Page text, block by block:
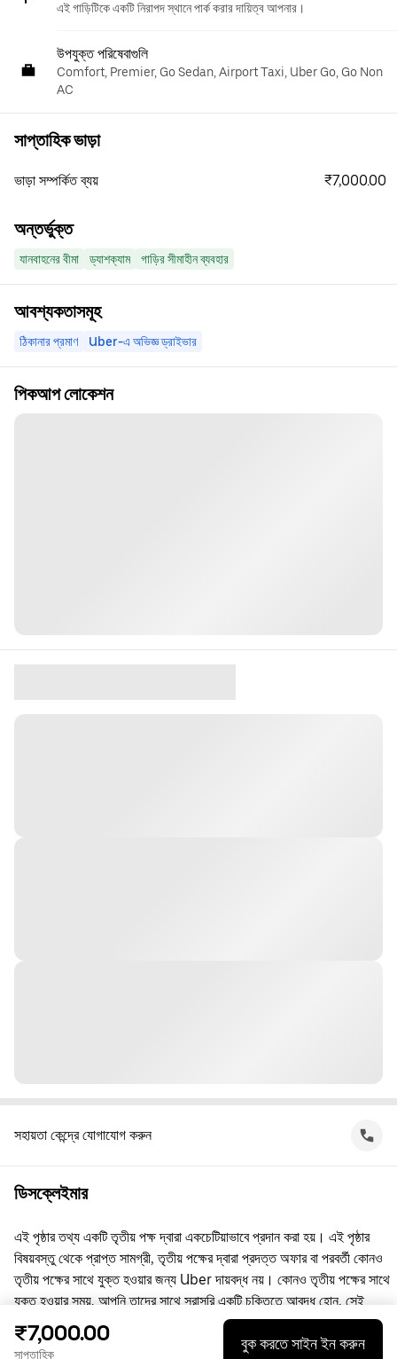
এই গাড়িটিকে একটি নিরাপদ স্থানে পার্ক করার দায়িত্ব আপনার।
উপযুক্ত পরিষেবাগুলি
Comfort, Premier, Go Sedan, Airport Taxi, Uber Go, Go Non
AC
সাপ্তাহিক ভাড়া
ভাড়া সম্পর্কিত ব্যয় ₹7,000.00
অন্তর্ভুক্ত
যানবাহনের বীমা ড্যাশক্যাম গাড়ির সীমাহীন ব্যবহার
আবশ্যকতাসমূহ
ঠিকানার প্রমাণ Uber-এ অভিজ্ঞ ড্রাইভার
পিকআপ লোকেশন
সহায়তা কেন্দ্রে যোগাযোগ করুন
ডিসক্লেইমার
এই পৃষ্ঠার তথ্য একটি তৃতীয় পক্ষ দ্বারা একচেটিয়াভাবে প্রদান করা হয়। এই পৃষ্ঠার
বিষয়বস্তু থেকে প্রাপ্ত সামগ্রী, তৃতীয় পক্ষের দ্বারা প্রদত্ত অফার বা পরবর্তী কোনও
তৃতীয় পক্ষের সাথে যুক্ত হওয়ার জন্য Uber দায়বদ্ধ নয়। কোনও তৃতীয় পক্ষের সাথে
যুক্ত হওয়ার সময়, আপনি তাদের সাথে সরাসরি একটি চুক্তিতে আবদ্ধ হোন, সেই
চুক্তিতে Uber কোনো পক্ষ নয়। প্রশ্নের জন্য, অনুগ্রহ করে সরাসরি তৃতীয় পক্ষের
সাথে যোগাযোগ করুন।
₹7,000.00
সাপ্তাহিক
বুক করতে সাইন ইন করুন